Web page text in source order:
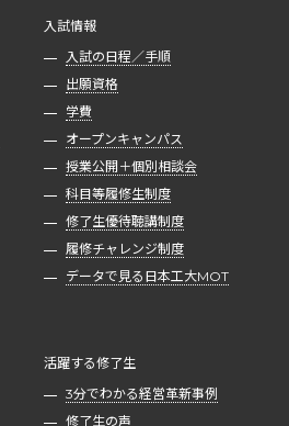
入試情報
入試の日程／手順
出願資格
学費
オープンキャンパス
授業公開＋個別相談会
科目等履修生制度
修了生優待聴講制度
履修チャレンジ制度
データで見る日本工大MOT
活躍する修了生
3分でわかる経営革新事例
修了生の声